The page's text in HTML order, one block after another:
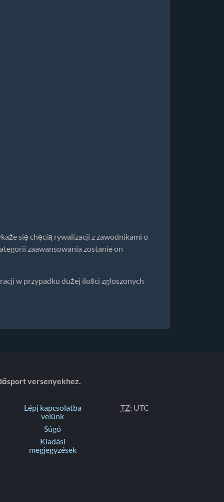
się chęcią rywalizacji z zawodnikami o
zaawansowania zostanie on
w przypadku dużej ilości zgłoszonych
versenyekhez.
Lépj kapcsolatba
velünk
Súgó
Kiadási
megjegyzések
TZ: UTC